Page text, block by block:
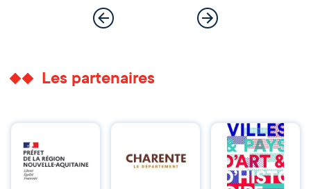
Les partenaires